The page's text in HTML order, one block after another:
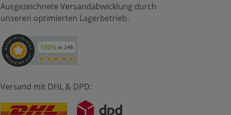
Ausgezeichnete Versandabwicklung durch
unseren optimierten Lagerbetrieb.
Versand mit DHL & DPD: